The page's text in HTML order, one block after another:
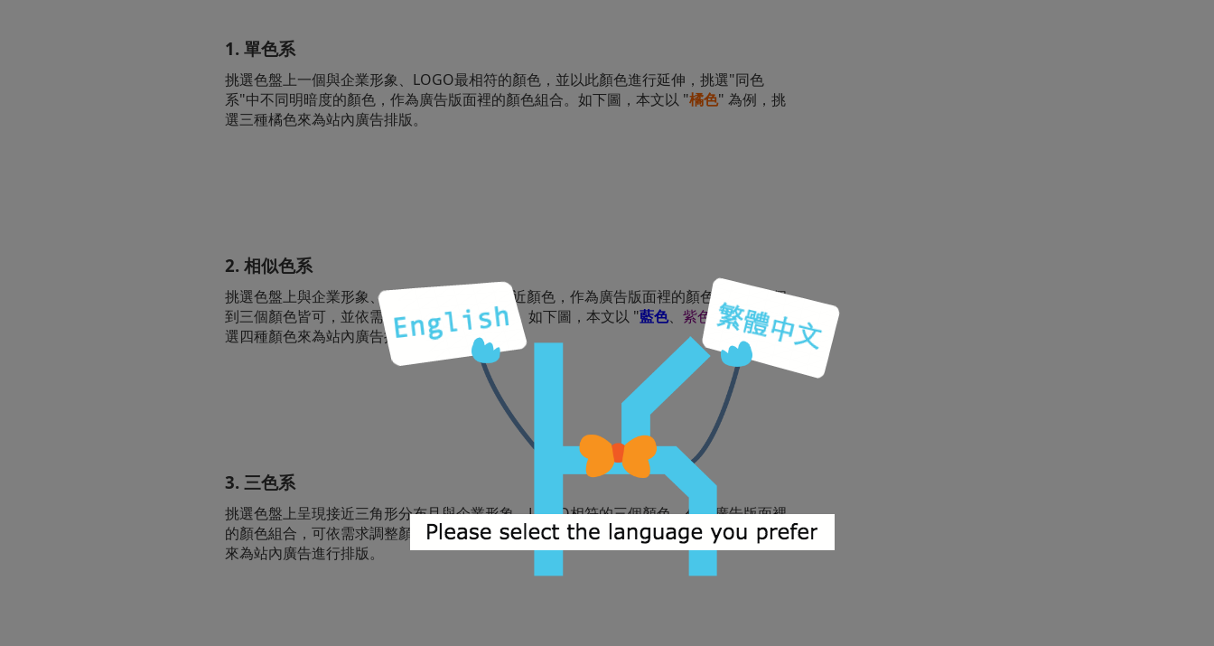
1. 單色系
挑選色盤上一個與企業形象、LOGO最相符的顏色，並以此顏色進行延伸，挑選"同色
系"中不同明暗度的顏色，作為廣告版面裡的顏色組合。如下圖，本文以 "橘色" 為例，挑
選三種橘色來為站內廣告排版。
2. 相似色系
挑選色盤上與企業形象、LOGO相符的幾個鄰近顏色，作為廣告版面裡的顏色組合，兩個
到三個顏色皆可，並依需求調整顏色的明暗度。如下圖，本文以 "藍色、 紫色 " 為例，挑
選四種顏色來為站內廣告排版。
3. 三色系
挑選色盤上呈現接近三角形分布且與企業形象、LOGO相符的三個顏色，作為廣告版面裡
的顏色組合，可依需求調整顏色的明暗度。如下圖，本文以 "
橘紅、綠色、藍色" 為例，
來為站內廣告進行排版。